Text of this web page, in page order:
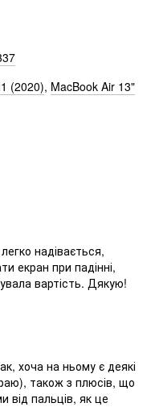
(2020), MacBook Air 13"
надівається,
екран при падінні,
вартість. Дякую!
хоча на ньому є деякі
також з плюсів, що
від пальців, як це